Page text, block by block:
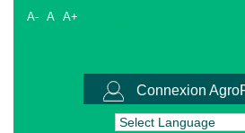
A- A A+
Connexion